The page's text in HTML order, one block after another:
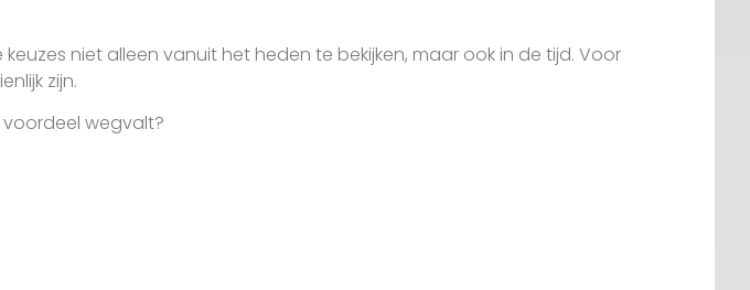
niet alleen vanuit het heden te bekijken, maar ook in de tijd. Voor
zijn.
wegvalt?